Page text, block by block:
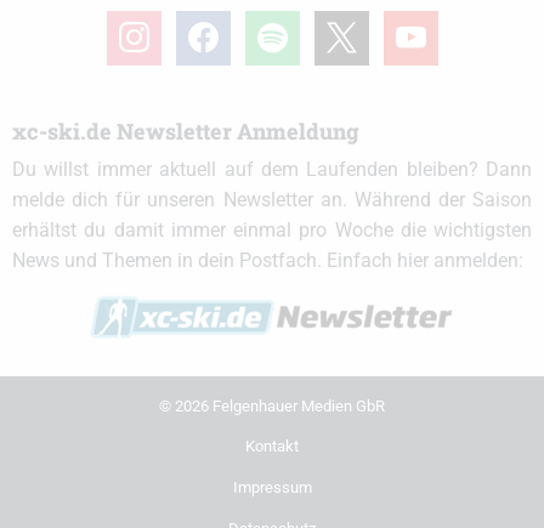
instagramfacebook spotify youtube
xc-ski.de Newsletter Anmeldung
Du willst immer aktuell auf dem Laufenden bleiben? Dann
melde dich für unseren Newsletter an. Während der Saison
erhältst du damit immer einmal pro Woche die wichtigsten
News und Themen in dein Postfach. Einfach hier anmelden:
© 2026 Felgenhauer Medien GbR
Kontakt
Impressum